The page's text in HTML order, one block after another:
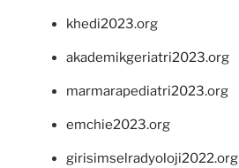
khedi2023.org
akademikgeriatri2023.org
marmarapediatri2023.org
emchie2023.org
girisimselradyoloji2022.org